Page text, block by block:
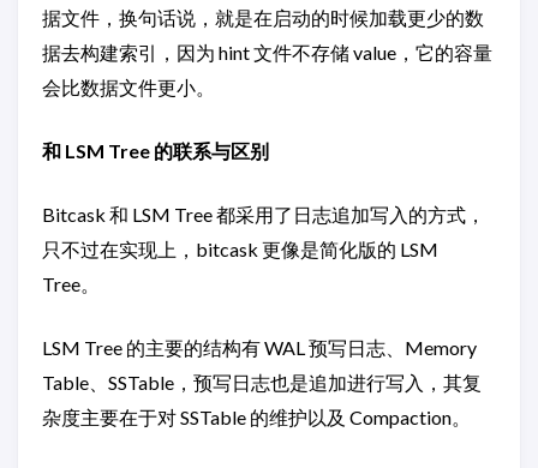
据文件，换句话说，就是在启动的时候加载更少的数
据去构建索引，因为 hint 文件不存储 value，它的容量
会比数据文件更小。
和 LSM Tree 的联系与区别
Bitcask 和 LSM Tree 都采用了日志追加写入的方式，
只不过在实现上，bitcask 更像是简化版的 LSM
Tree。
LSM Tree 的主要的结构有 WAL 预写日志、Memory
Table、SSTable，预写日志也是追加进行写入，其复
杂度主要在于对 SSTable 的维护以及 Compaction。